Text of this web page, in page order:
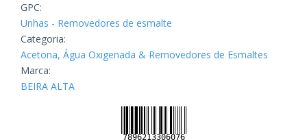
GPC:
Unhas - Removedores de esmalte
Categoria:
Acetona, Água Oxigenada & Removedores de Esmaltes
Marca:
BEIRA ALTA